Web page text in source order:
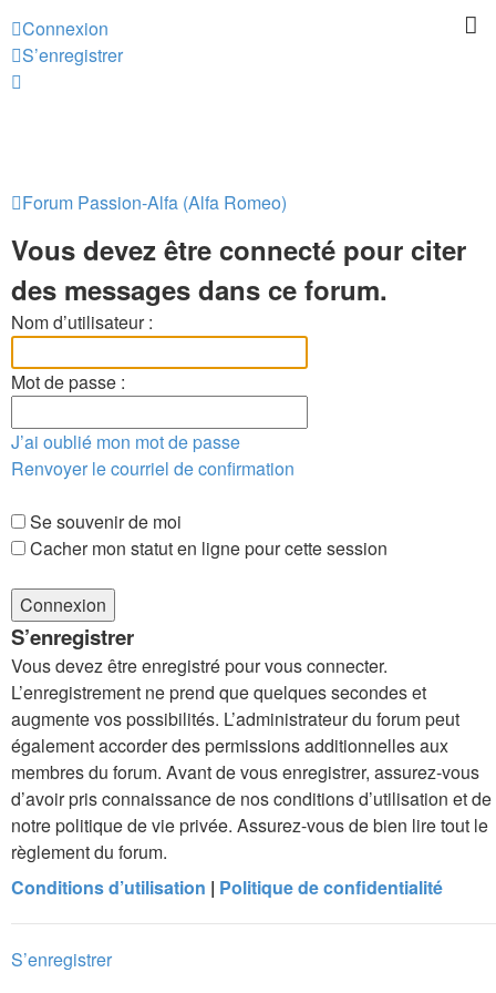
Connexion
S’enregistrer
Forum Passion-Alfa (Alfa Romeo)
Vous devez être connecté pour citer
des messages dans ce forum.
Nom d’utilisateur :
Mot de passe :
J’ai oublié mon mot de passe
Renvoyer le courriel de confirmation
Se souvenir de moi
Cacher mon statut en ligne pour cette session
S’enregistrer
Vous devez être enregistré pour vous connecter.
L’enregistrement ne prend que quelques secondes et
augmente vos possibilités. L’administrateur du forum peut
également accorder des permissions additionnelles aux
membres du forum. Avant de vous enregistrer, assurez-vous
d’avoir pris connaissance de nos conditions d’utilisation et de
notre politique de vie privée. Assurez-vous de bien lire tout le
règlement du forum.
Conditions d’utilisation | Politique de confidentialité
S’enregistrer